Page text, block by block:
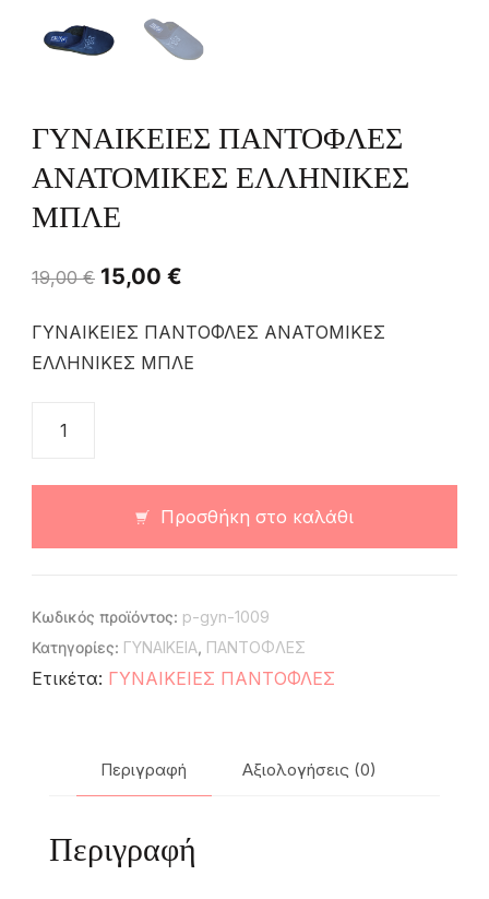
ΓΥΝΑΙΚΕΙΕΣ ΠΑΝΤΟΦΛΕΣ
ΑΝΑΤΟΜΙΚΕΣ ΕΛΛΗΝΙΚΕΣ
ΜΠΛΕ
19,00€ 15,00 €
ΓΥΝΑΙΚΕΙΕΣ ΠΑΝΤΟΦΛΕΣ ΑΝΑΤΟΜΙΚΕΣ
ΕΛΛΗΝΙΚΕΣ ΜΠΛΕ
Προσθήκη στο καλάθι
Κωδικός προϊόντος: p-gyn-1009
Κατηγορίες: ΓΥΝΑΙΚΕΙΑ, ΠΑΝΤΟΦΛΕΣ
Ετικέτα: ΓΥΝΑΙΚΕΙΕΣ ΠΑΝΤΟΦΛΕΣ
Περιγραφή Αξιολογήσεις (0)
Περιγραφή